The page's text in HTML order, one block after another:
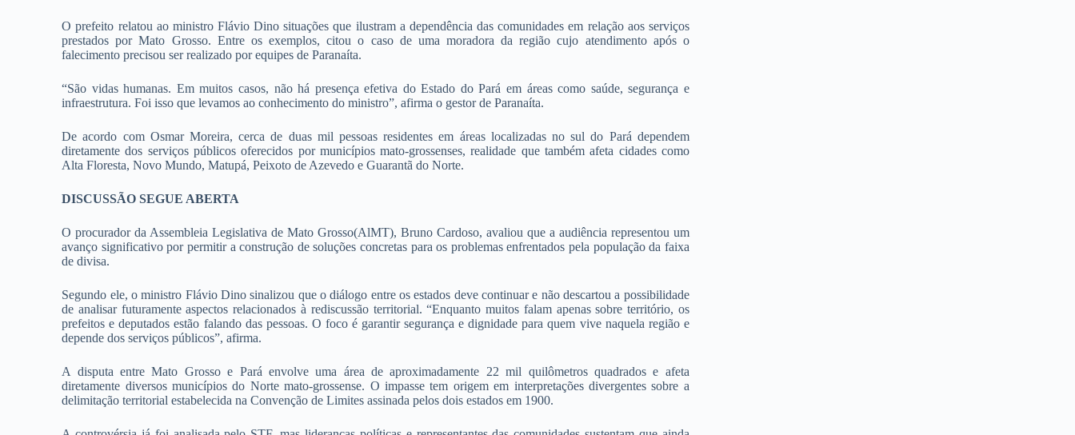
O prefeito relatou ao ministro Flávio Dino situações que ilustram a dependência das comunidades em relação aos serviços
prestados por Mato Grosso. Entre os exemplos, citou o caso de uma moradora da região cujo atendimento após o
falecimento precisou ser realizado por equipes de Paranaíta.
“São vidas humanas. Em muitos casos, não há presença efetiva do Estado do Pará em áreas como saúde, segurança e
infraestrutura. Foi isso que levamos ao conhecimento do ministro”, afirma o gestor de Paranaíta.
De acordo com Osmar Moreira, cerca de duas mil pessoas residentes em áreas localizadas no sul do Pará dependem
diretamente dos serviços públicos oferecidos por municípios mato-grossenses, realidade que também afeta cidades como
Alta Floresta, Novo Mundo, Matupá, Peixoto de Azevedo e Guarantã do Norte.
DISCUSSÃO SEGUE ABERTA
O procurador da Assembleia Legislativa de Mato Grosso(AlMT), Bruno Cardoso, avaliou que a audiência representou um
avanço significativo por permitir a construção de soluções concretas para os problemas enfrentados pela população da faixa
de divisa.
Segundo ele, o ministro Flávio Dino sinalizou que o diálogo entre os estados deve continuar e não descartou a possibilidade
de analisar futuramente aspectos relacionados à rediscussão territorial. “Enquanto muitos falam apenas sobre território, os
prefeitos e deputados estão falando das pessoas. O foco é garantir segurança e dignidade para quem vive naquela região e
depende dos serviços públicos”, afirma.
A disputa entre Mato Grosso e Pará envolve uma área de aproximadamente 22 mil quilômetros quadrados e afeta
diretamente diversos municípios do Norte mato-grossense. O impasse tem origem em interpretações divergentes sobre a
delimitação territorial estabelecida na Convenção de Limites assinada pelos dois estados em 1900.